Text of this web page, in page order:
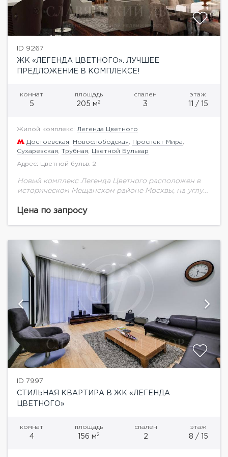
ID 9267
ЖК «ЛЕГЕНДА ЦВЕТНОГО». ЛУЧШЕЕ
ПРЕДЛОЖЕНИЕ В КОМПЛЕКСЕ!
комнат
5
площадь
205 м2
спален
3
этаж
11 / 15
Жилой комплекс: Легенда Цветного
Достоевская Новослободская Проспект Мира
Сухаревская
Трубная Цветной Бульвар
Адрес: Цветной бульв. 2
Новый комплекс Легенда Цветного расположен в
историческом Мещанском районе Москвы, на углу
м от станции метро Трубная. В шаговой
Цена по запросу
ID 7997
СТИЛЬНАЯ КВАРТИРА В ЖК «ЛЕГЕНДА
ЦВЕТНОГО»
комнат
4
площадь
156 м2
спален
2
этаж
8 / 15